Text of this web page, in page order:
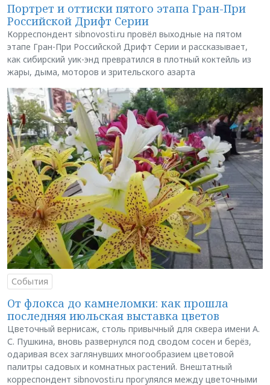
Портрет и оттиски пятого этапа Гран-При
Российской Дрифт Серии
Корреспондент sibnovosti.ru провёл выходные на пятом
этапе Гран-При Российской Дрифт Серии и рассказывает,
как сибирский уик-энд превратился в плотный коктейль из
жары, дыма, моторов и зрительского азарта
События
От флокса до камнеломки: как прошла
последняя июльская выставка цветов
Цветочный вернисаж, столь привычный для сквера имени А.
С. Пушкина, вновь развернулся под сводом сосен и берёз,
одаривая всех заглянувших многообразием цветовой
палитры садовых и комнатных растений. Внештатный
корреспондент sibnovosti.ru прогулялся между цветочными